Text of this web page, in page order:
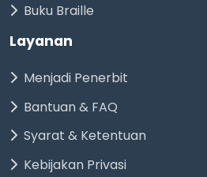
Buku Braille
Layanan
Menjadi Penerbit
Bantuan & FAQ
Syarat & Ketentuan
Kebijakan Privasi